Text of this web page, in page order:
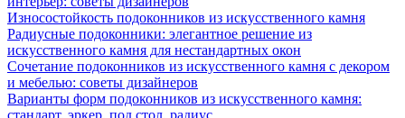
Износостойкость подоконников из искусственного камня
Радиусные подоконники: элегантное решение из
искусственного камня для нестандартных окон
Сочетание подоконников из искусственного камня с декором
и мебелью: советы дизайнеров
Варианты форм подоконников из искусственного камня: